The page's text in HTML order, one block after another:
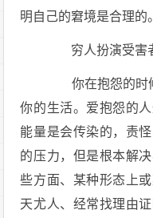
明自己的窘境是合理的。
穷人扮演受害
你在抱怨的时候
你的生活。爱抱怨的
能量是会传染的，责
的压力，但是根本解
些方面、某种形态上
天尤人、经常找理由